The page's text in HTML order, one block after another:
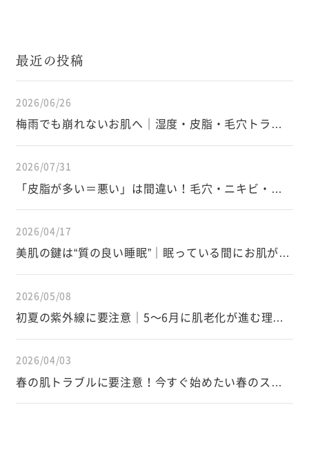
最近の投稿
2026/06/26
梅雨でも崩れないお肌へ｜湿度・皮脂・毛穴トラブ
2026/07/31
「皮脂が多い＝悪い」は間違い！毛穴・ニキビ・イ
2026/04/17
美肌の鍵は“質の良い睡眠”｜眠っている間にお肌が変
2026/05/08
初夏の紫外線に要注意｜5〜6月に肌老化が進む理由
2026/04/03
春の肌トラブルに要注意！今すぐ始めたい春のスキ